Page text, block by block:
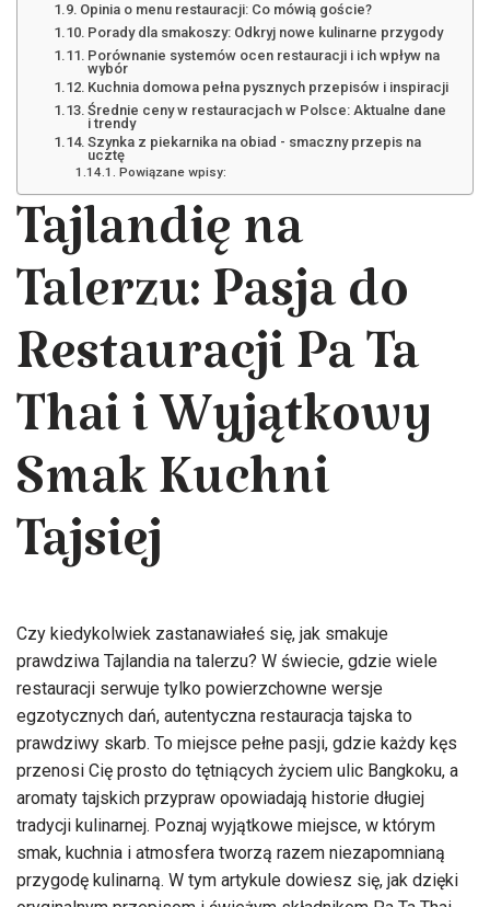
Opinia o menu restauracji: Co mówią goście?
Porady dla smakoszy: Odkryj nowe kulinarne przygody
Porównanie systemów ocen restauracji i ich wpływ na
wybór
Kuchnia domowa pełna pysznych przepisów i inspiracji
Średnie ceny w restauracjach w Polsce: Aktualne dane
i trendy
Szynka z piekarnika na obiad - smaczny przepis na
ucztę
Powiązane wpisy:
Tajlandię na
Talerzu: Pasja do
Restauracji Pa Ta
Thai i Wyjątkowy
Smak Kuchni
Tajsiej
Czy kiedykolwiek zastanawiałeś się, jak smakuje
prawdziwa Tajlandia na talerzu? W świecie, gdzie wiele
restauracji serwuje tylko powierzchowne wersje
egzotycznych dań, autentyczna restauracja tajska to
prawdziwy skarb. To miejsce pełne pasji, gdzie każdy kęs
przenosi Cię prosto do tętniących życiem ulic Bangkoku, a
aromaty tajskich przypraw opowiadają historie długiej
tradycji kulinarnej. Poznaj wyjątkowe miejsce, w którym
smak, kuchnia i atmosfera tworzą razem niezapomnianą
przygodę kulinarną. W tym artykule dowiesz się, jak dzięki